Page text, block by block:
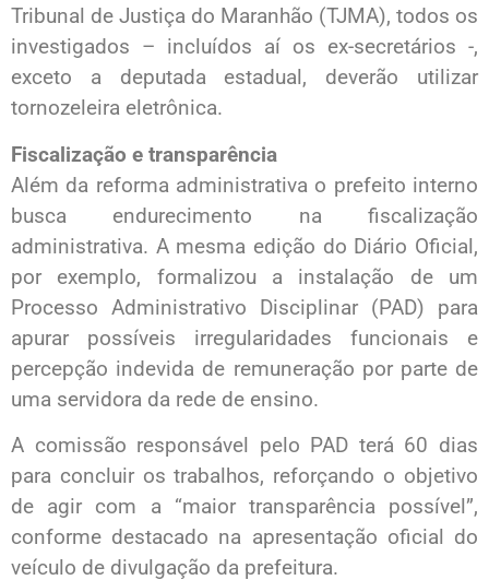
Tribunal de Justiça do Maranhão (TJMA), todos os
investigados – incluídos aí os ex-secretários -,
exceto a deputada estadual, deverão utilizar
tornozeleira eletrônica.
Fiscalização e transparência
Além da reforma administrativa o prefeito interno
busca endurecimento na fiscalização
administrativa. A mesma edição do Diário Oficial,
por exemplo, formalizou a instalação de um
Processo Administrativo Disciplinar (PAD) para
apurar possíveis irregularidades funcionais e
percepção indevida de remuneração por parte de
uma servidora da rede de ensino.
A comissão responsável pelo PAD terá 60 dias
para concluir os trabalhos, reforçando o objetivo
de agir com a “maior transparência possível”,
conforme destacado na apresentação oficial do
veículo de divulgação da prefeitura.